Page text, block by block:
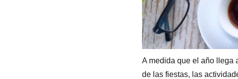
A medida que el año llega
de las fiestas, las